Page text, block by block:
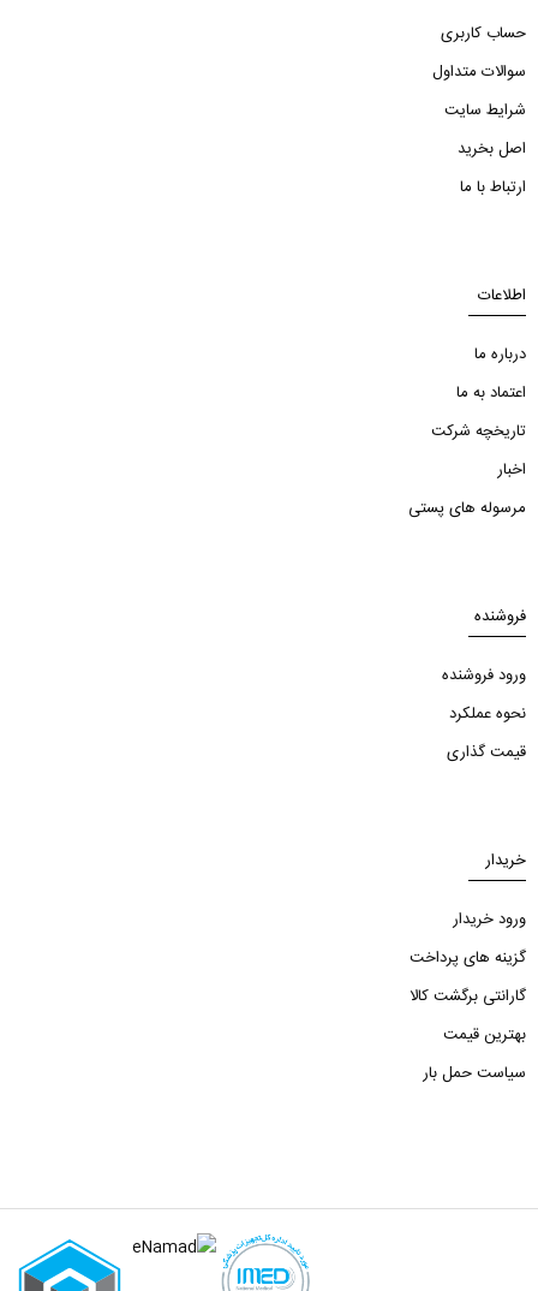
حساب کاربری
سوالات متداول
شرایط سایت
اصل بخرید
ارتباط با ما
اطلاعات
درباره ما
اعتماد به ما
تاریخچه شرکت
اخبار
مرسوله های پستی
فروشنده
ورود فروشنده
نحوه عملکرد
قیمت گذاری
خریدار
ورود خریدار
گزینه های پرداخت
گارانتی برگشت کالا
بهترین قیمت
سیاست حمل بار